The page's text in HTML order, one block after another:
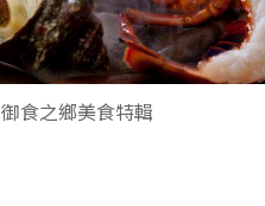
御食之鄉美食特輯